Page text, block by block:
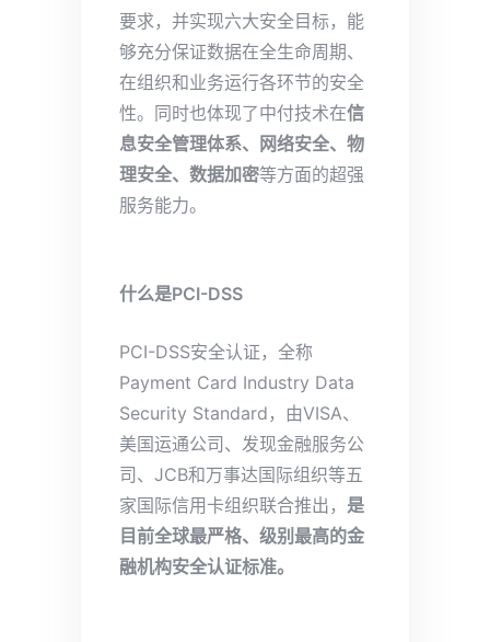
要求，并实现六大安全目标，能
够充分保证数据在全生命周期、
在组织和业务运行各环节的安全
性。同时也体现了中付技术在信
息安全管理体系、网络安全、物
理安全、数据加密等方面的超强
服务能力。
什么是PCI-DSS
PCI-DSS安全认证，全称
Payment Card Industry Data
Security Standard，由VISA、
美国运通公司、发现金融服务公
司、JCB和万事达国际组织等五
家国际信用卡组织联合推出， 是
目前全球最严格、级别最高的金
融机构安全认证标准。